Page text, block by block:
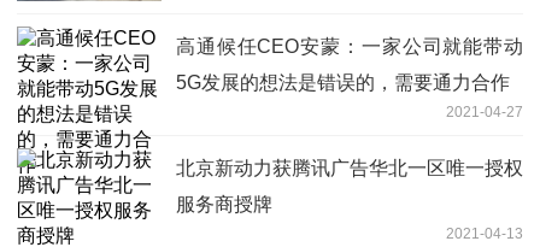
高通候任CEO安蒙：一家公司就能带动
5G发展的想法是错误的，需要通力合作
2021-04-27
北京新动力获腾讯广告华北一区唯一授权
服务商授牌
2021-04-13